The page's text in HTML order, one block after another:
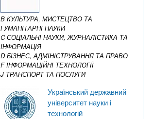
B КУЛЬТУРА, МИСТЕЦТВО ТА
ГУМАНІТАРНІ НАУКИ
C СОЦІАЛЬНІ НАУКИ, ЖУРНАЛІСТИКА ТА
ІНФОРМАЦІЯ
D БІЗНЕС, АДМІНІСТРУВАННЯ ТА ПРАВО
F ІНФОРМАЦІЙНІ ТЕХНОЛОГІЇ
J ТРАНСПОРТ ТА ПОСЛУГИ
Український державний
університет науки і
технологій